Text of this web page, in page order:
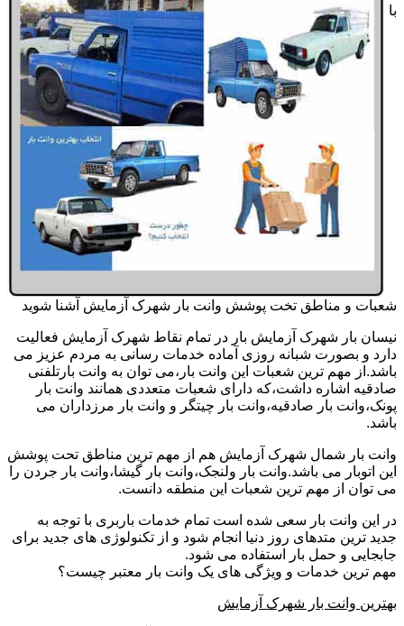
با
شعبات و مناطق تخت پوشش وانت بار شهرک آزمایش آشنا شوید
نیسان بار شهرک آزمایش بار در تمام نقاط شهرک آزمایش فعالیت
دارد و بصورت شبانه روزی آماده خدمات رسانی به مردم عزیز می
باشد.از مهم ترین شعبات این وانت بار،می توان به وانت بارتلفنی
صادقیه اشاره داشت،که دارای شعبات متعددی همانند وانت بار
پونک،وانت بار صادقیه،وانت بار چیتگر و وانت بار مرزداران می
باشد.
وانت بار شمال شهرک آزمایش هم از مهم ترین مناطق تحت پوشش
این اتوبار می باشد.وانت بار ولنجک،وانت بار گیشا،وانت بار جردن را
می توان از مهم ترین شعبات این منطقه دانست.
در این وانت بار سعی شده است تمام خدمات باربری با توجه به
جدید ترین متدهای روز دنیا انجام شود و از تکنولوژی های جدید برای
جابجایی و حمل بار استفاده می شود.
مهم ترین خدمات و ویژگی های یک وانت بار معتبر چیست؟
بهترین وانت بار شهرک آزمایش